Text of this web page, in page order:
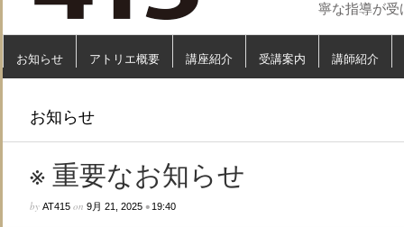
寧な指導が受
お知らせ アトリエ概要 講座紹介 受講案内 講師紹介
お知らせ
※ 重要なお知らせ
by AT415on 9月 21, 2025• 19:40